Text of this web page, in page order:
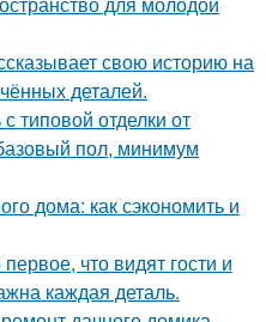
свою историю на
деталей.
типовой отделки от
пол, минимум
дома: как сэкономить и
что видят гости и
каждая деталь.